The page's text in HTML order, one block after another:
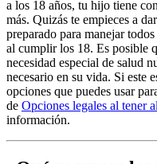
a los 18 años, tu hijo tiene
más. Quizás te empieces a
preparado para manejar
al cumplir los 18. Es posible
necesidad especial de salud
necesario en su vida. Si este
opciones que puedes usar
de Opciones legales al tener
información.